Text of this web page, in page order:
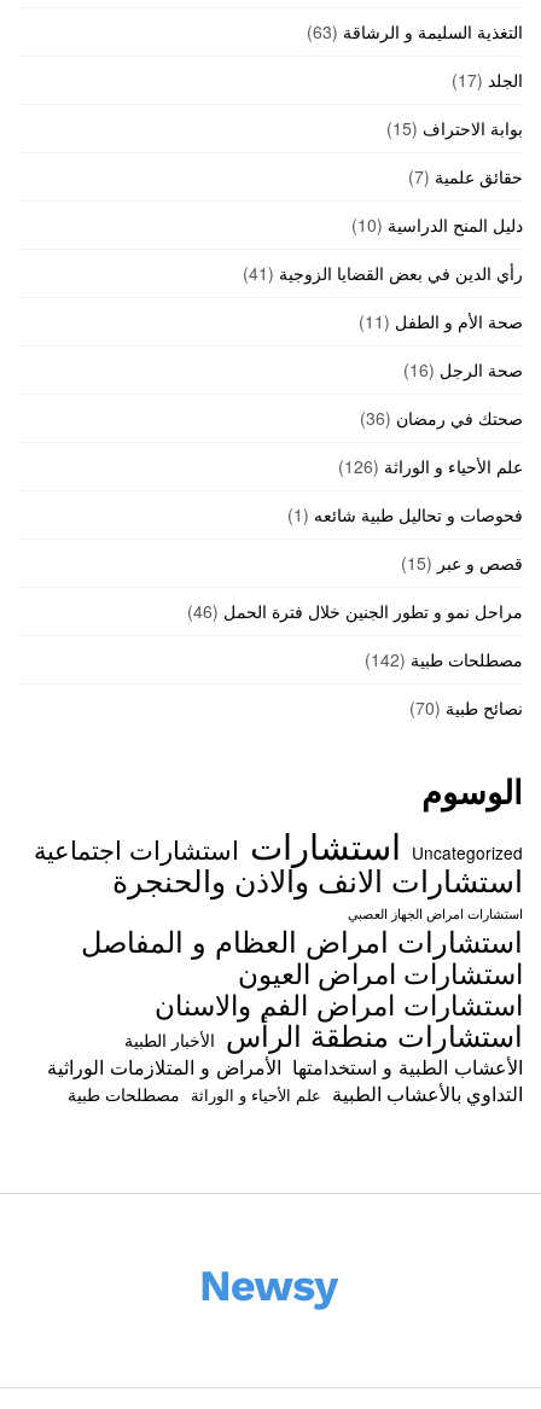
التغذية السليمة و الرشاقة (63)
الجلد (17)
بوابة الاحتراف (15)
حقائق علمية (7)
دليل المنح الدراسية (10)
رأي الدين في بعض القضايا الزوجية (41)
صحة الأم و الطفل (11)
صحة الرجل (16)
صحتك في رمضان (36)
علم الأحياء و الوراثة (126)
فحوصات و تحاليل طبية شائعه (1)
قصص و عبر (15)
مراحل نمو و تطور الجنين خلال فترة الحمل (46)
مصطلحات طبية (142)
نصائح طبية (70)
الوسوم
Uncategorized استشارات استشارات اجتماعية
استشارات الانف والاذن والحنجرة
استشارات امراض الجهاز العصبي
استشارات امراض العظام و المفاصل
استشارات امراض العيون
استشارات امراض الفم والاسنان
استشارات منطقة الرأس الأخبار الطبية
الأعشاب الطبية و استخدامتها الأمراض و المتلازمات الوراثية
التداوي بالأعشاب الطبية علم الأحياء و الوراثة مصطلحات طبية